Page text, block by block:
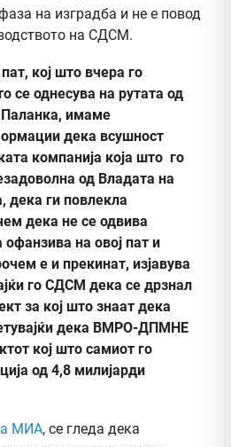
на изградба и не е повод
на СДСМ.
кој што вчера го
се однесува на рутата од
имаме
дека всушност
компанија која што го
од Владата на
ги повлекла
дека не се одвива
на овој пат и
е и прекинат, изјавува
го СДСМ дека се дрзнал
за кој што знаат дека
дека ВМРО-ДПМНЕ
кој што самиот го
од 4,8 милијарди
МИА, се гледа дека